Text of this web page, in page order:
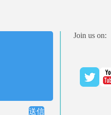
送信
Join us on: